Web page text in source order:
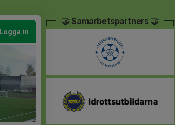
Logga in
🤝 Samarbetspartners 🤝